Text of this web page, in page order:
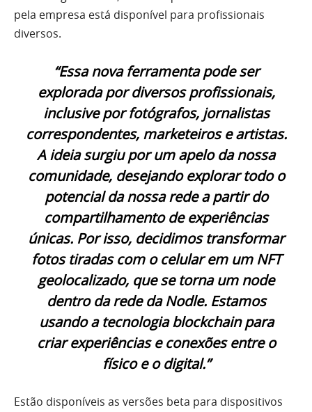
pela empresa está disponível para profissionais
diversos.
“Essa nova ferramenta pode ser
explorada por diversos profissionais,
inclusive por fotógrafos, jornalistas
correspondentes, marketeiros e artistas.
A ideia surgiu por um apelo da nossa
comunidade, desejando explorar todo o
potencial da nossa rede a partir do
compartilhamento de experiências
únicas. Por isso, decidimos transformar
fotos tiradas com o celular em um NFT
geolocalizado, que se torna um node
dentro da rede da Nodle. Estamos
usando a tecnologia blockchain para
criar experiências e conexões entre o
físico e o digital.”
Estão disponíveis as versões beta para dispositivos